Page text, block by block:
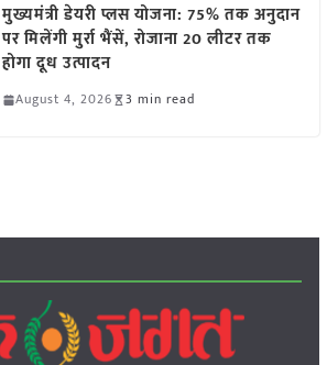
मुख्यमंत्री डेयरी प्लस योजना: 75% तक अनुदान
पर मिलेंगी मुर्रा भैंसें, रोजाना 20 लीटर तक
होगा दूध उत्पादन
August 4, 2026 3 min read